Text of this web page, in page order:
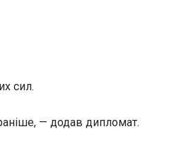
сил.
— додав дипломат.